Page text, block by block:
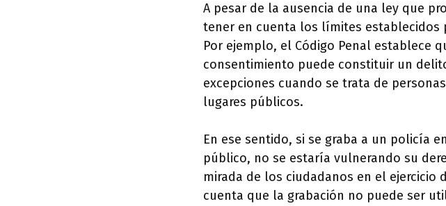
A pesar de la ausencia de una ley que
tener en cuenta los límites establecidos
Por ejemplo, el Código Penal establece
consentimiento puede constituir un
excepciones cuando se trata de
lugares públicos.
En ese sentido, si se graba a un policía
público, no se estaría vulnerando su
mirada de los ciudadanos en el
cuenta que la grabación no puede ser